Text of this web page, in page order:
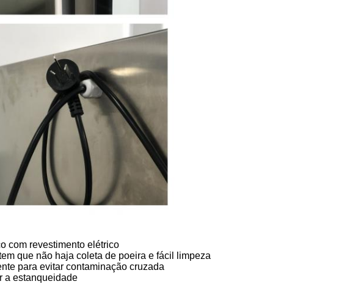
com revestimento elétrico
que não haja coleta de poeira e fácil limpeza
para evitar contaminação cruzada
a estanqueidade